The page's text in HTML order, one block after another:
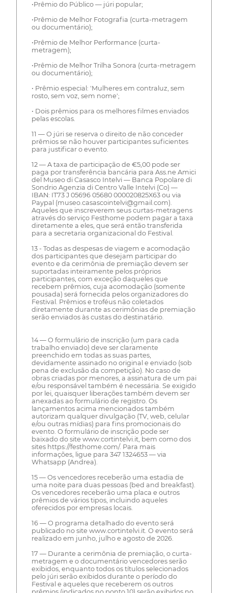
•Prêmio do Público — júri popular;
•Prêmio de Melhor Fotografia (curta-metragem
ou documentário);
•Prêmio de Melhor Performance (curta-
metragem);
•Prêmio de Melhor Trilha Sonora (curta-metragem
ou documentário);
• Prêmio especial: 'Mulheres em contraluz, sem
rosto, sem voz, sem nome';
• Dois prêmios para os melhores filmes enviados
pelas escolas.
11 — O júri se reserva o direito de não conceder
prêmios se não houver participantes suficientes
para justificar o evento.
12 — A taxa de participação de €5,00 pode ser
paga por transferência bancária para Ass.ne Amici
del Museo di Casasco Intelvi — Banca Popolare di
Sondrio Agenzia di Centro Valle Intelvi (Co) —
IBAN: IT73 J 05696 05680 000020825X63 ou via
Paypal (museo.casascointelvi@gmail.com).
Aqueles que inscreverem seus curtas-metragens
através do serviço Festhome podem pagar a taxa
diretamente a eles, que será então transferida
para a secretaria organizacional do Festival.
13 - Todas as despesas de viagem e acomodação
dos participantes que desejam participar do
evento e da cerimônia de premiação devem ser
suportadas inteiramente pelos próprios
participantes, com exceção daqueles que
recebem prêmios, cuja acomodação (somente
pousada) será fornecida pelos organizadores do
Festival. Prêmios e troféus não coletados
diretamente durante as cerimônias de premiação
serão enviados às custas do destinatário.
14 — O formulário de inscrição (um para cada
trabalho enviado) deve ser claramente
preenchido em todas as suas partes,
devidamente assinado no original e enviado (sob
pena de exclusão da competição). No caso de
obras criadas por menores, a assinatura de um pai
e/ou responsável também é necessária. Se exigido
por lei, quaisquer liberações também devem ser
anexadas ao formulário de registro. Os
lançamentos acima mencionados também
autorizam qualquer divulgação (TV, web, celular
e/ou outras mídias) para fins promocionais do
evento. O formulário de inscrição pode ser
baixado do site www.cortintelvi.it, bem como dos
sites https://festhome.com/. Para mais
informações, ligue para 347 1324653 — via
Whatsapp (Andrea).
15 — Os vencedores receberão uma estadia de
uma noite para duas pessoas (bed and breakfast).
Os vencedores receberão uma placa e outros
prêmios de vários tipos, incluindo aqueles
oferecidos por empresas locais.
16 — O programa detalhado do evento será
publicado no site www.cortintelvi.it. O evento será
realizado em junho, julho e agosto de 2026.
17 — Durante a cerimônia de premiação, o curta-
metragem e o documentário vencedores serão
exibidos, enquanto todos os títulos selecionados
pelo júri serão exibidos durante o período do
Festival e aqueles que receberem os outros